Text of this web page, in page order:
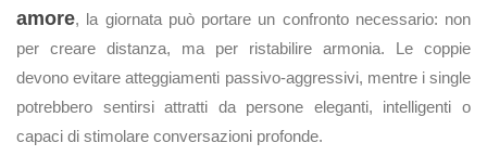
amore, la giornata può portare un confronto necessario: non
per creare distanza, ma per ristabilire armonia. Le coppie
devono evitare atteggiamenti passivo-aggressivi, mentre i single
potrebbero sentirsi attratti da persone eleganti, intelligenti o
capaci di stimolare conversazioni profonde.